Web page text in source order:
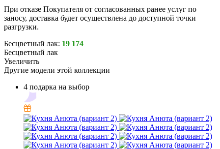
При отказе Покупателя от согласованных ранее услуг по
заносу, доставка будет осуществлена до доступной точки
разгрузки.
Бесцветный лак: 19 174
Бесцветный лак
Увеличить
Другие модели этой коллекции
4 подарка на выбор